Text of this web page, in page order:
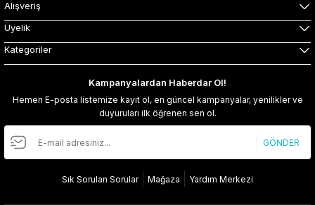
Alışveriş
Üyelik
Kategoriler
Kampanyalardan Haberdar Ol!
Hemen E-posta listemize kayıt ol, en güncel kampanyalar, yenilikler ve
duyuruları ilk öğrenen sen ol.
GÖNDER
Sık Sorulan Sorular Mağaza Yardım Merkezi